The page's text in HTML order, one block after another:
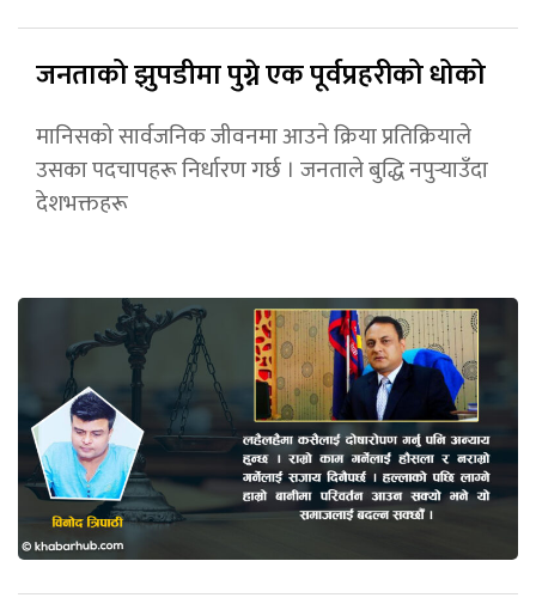
जनताको झुपडीमा पुग्ने एक पूर्वप्रहरीको धोको
मानिसको सार्वजनिक जीवनमा आउने क्रिया प्रतिक्रियाले
उसका पदचापहरू निर्धारण गर्छ । जनताले बुद्धि नपुर्‍याउँदा
देशभक्तहरू